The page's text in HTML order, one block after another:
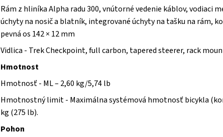
Rám z hliníka Alpha radu 300, vnútorné vedenie káblov, vodiaci
úchyty na nosič a blatník, integrované úchyty na tašku na rám,
pevná os 142 × 12 mm
Vidlica - Trek Checkpoint, full carbon, tapered steerer, rack
Hmotnost
Hmotnosť - ML – 2,60 kg/5,74 lb
Hmotnostný limit - Maximálna systémová hmotnosť bicykla
kg (275 lb).
Pohon